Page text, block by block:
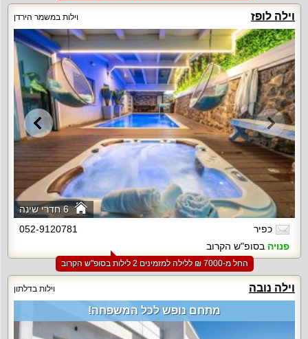
וילה לופז וילות במשמר הירדן
6 חדרי שינה
כפיר
052-9120781
פנויה בסופ"ש הקרוב
החל מ-‏7000 ₪ ללילה למזמינים 2 לילות בסופ"ש הקרוב
וילה נובה וילות בדלתון
מתחם נופש לכל המשפחה!